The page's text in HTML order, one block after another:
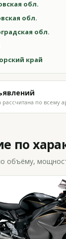
обл.
обл.
обл.
край
рассчитана по всему
по
объёму,